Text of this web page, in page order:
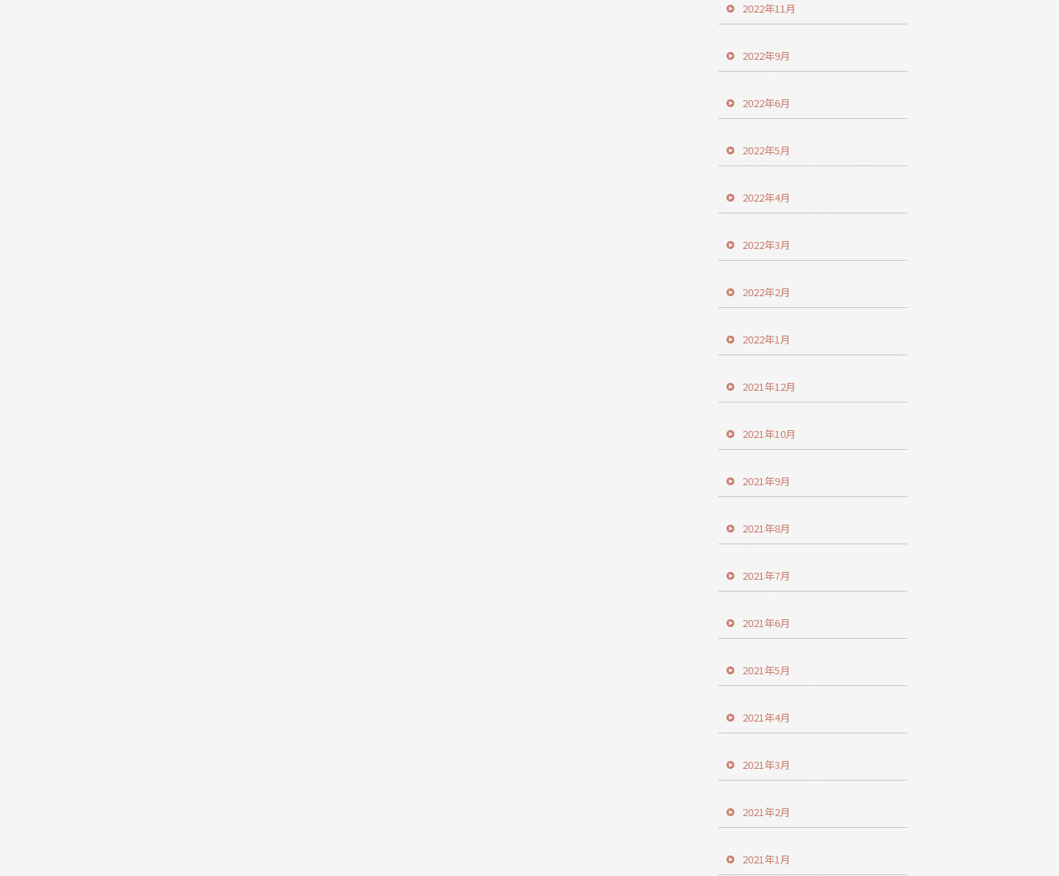
2022年11月
2022年9月
2022年6月
2022年5月
2022年4月
2022年3月
2022年2月
2022年1月
2021年12月
2021年10月
2021年9月
2021年8月
2021年7月
2021年6月
2021年5月
2021年4月
2021年3月
2021年2月
2021年1月